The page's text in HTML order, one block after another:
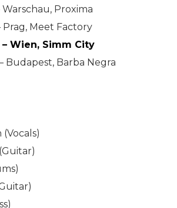
Warschau, Proxima
Prag, Meet Factory
– Wien, Simm City
Budapest, Barba Negra